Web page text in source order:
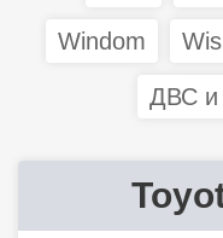
Windom
ДВС